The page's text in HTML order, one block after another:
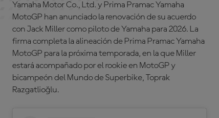
Yamaha Motor Co., Ltd. y Prima Pramac Yamaha
MotoGP han anunciado la renovación de su acuerdo
con Jack Miller como piloto de Yamaha para 2026. La
firma completa la alineación de Prima Pramac Yamaha
MotoGP para la próxima temporada, en la que Miller
estará acompañado por el rookie en MotoGP y
bicampeón del Mundo de Superbike, Toprak
Razgatlioğlu.